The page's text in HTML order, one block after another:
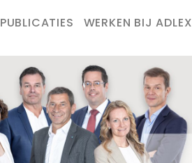
PUBLICATIES WERKEN BIJ ADLEX